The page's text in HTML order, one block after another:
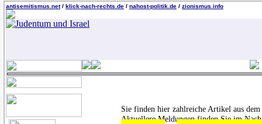
antisemitismus.net/ klick-nach-rechts.de / nahost-politik.de / zionismus.info
Sie finden hier zahlreiche Artikel aus
Aktuellere Meldungen finden Sie im